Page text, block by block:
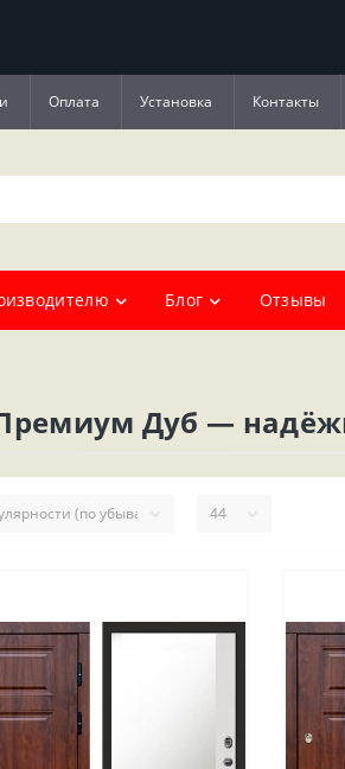
Оплата Установка Контакты
Блог Отзывы
Дуб —